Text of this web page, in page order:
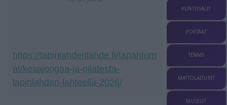
https://lapinlahdenlahde.fi/tapahtum
at/kesajoogaa-ja-pilatesta-
lapinlahden-lahteella-2026/
KUNTOSALIT
PORTAAT
TENNIS
MATTOLAITURIT
MUSEOT